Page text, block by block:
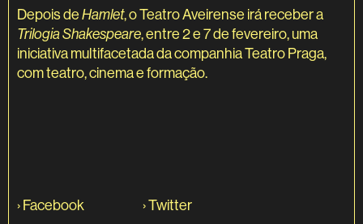
Depois deHamlet, o Teatro Aveirense irá receber a
Trilogia Shakespeare, entre 2 e 7 de fevereiro, uma
iniciativa multifacetada da companhia Teatro Praga,
com teatro, cinema e formação.
›Facebook ›Twitter